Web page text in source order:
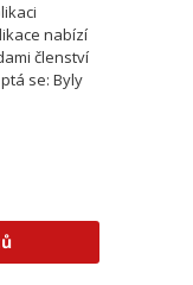
nabízí
členství
se: Byly